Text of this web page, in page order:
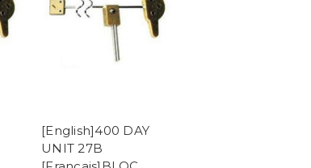
[English]400 DAY
UNIT 27B